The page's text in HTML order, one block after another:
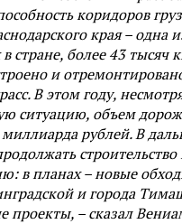
коридоров
края – одна
стране, более 43 тысяч
и
В этом году,
ситуацию, объем
миллиарда рублей. В
строительство
в планах – новые
и города
проекты, – сказал